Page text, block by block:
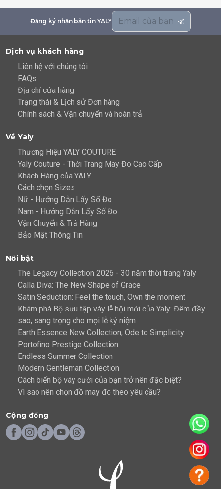
Đăng ký nhận bản tin YALY
Dịch vụ khách hàng
Liên hệ với chúng tôi
FAQs
Địa chỉ cửa hàng
Trạng thái & Lịch sử Đơn hàng
Chính sách & Vận chuyển và hoàn trả
Về Yaly
Thương Hiệu YALY COUTURE
Yaly Couture - Thời Trang May Đo Cao Cấp
Khách Hàng của YALY
Cách chọn Sizes
Nữ - Hướng Dẫn Lấy Số Đo
Nam - Hướng Dẫn Lấy Số Đo
Vận Chuyển & Trả Hàng
Bảo Mật Thông Tin
Nổi bật
The Legacy Collection 2026 - 30 năm thời trang Yaly
Calla Diva: The New Shape of Grace
Satin Seduction: Feel the touch, Own the moment
Khám phá Bộ sưu tập váy lễ hội mới của Yaly: Đêm đầy
sao, sang trọng cho mọi lễ kỷ niệm
Earth Essence New Collection, Ode to Simplicity
Portofino Prestige Collection
Endless Summer Collection
Modern Gentleman Collection
Cách biến bộ váy cưới của bạn trở nên đặc biệt?
Vì sao nên chọn đồ may đo theo yêu cầu?
Cộng đồng